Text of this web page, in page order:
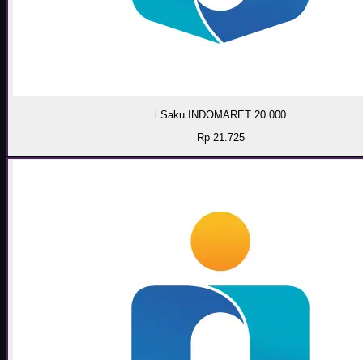
i.Saku INDOMARET 20.000
Rp 21.725